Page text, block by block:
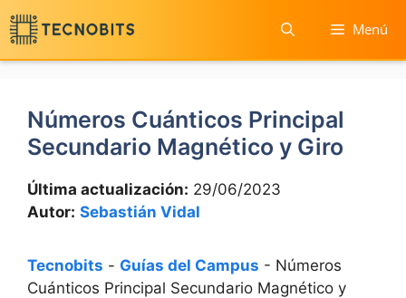
Saltar
al
contenido
Menú
Números Cuánticos Principal
Secundario Magnético y Giro
Última actualización: 29/06/2023
Autor: Sebastián Vidal
Tecnobits - Guías del Campus - Números
Cuánticos Principal Secundario Magnético y